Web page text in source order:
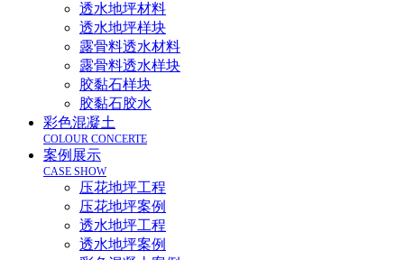
透水地坪材料
透水地坪样块
露骨料透水材料
露骨料透水样块
胶黏石样块
胶黏石胶水
彩色混凝土
COLOUR CONCERTE
案例展示
CASE SHOW
压花地坪工程
压花地坪案例
透水地坪工程
透水地坪案例